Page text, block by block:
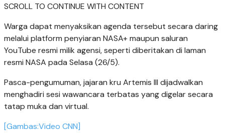
SCROLL TO CONTINUE WITH CONTENT
Warga dapat menyaksikan agenda tersebut secara daring
melalui platform penyiaran NASA+ maupun saluran
YouTube resmi milik agensi, seperti diberitakan di laman
resmi NASA pada Selasa (26/5).
Pasca-pengumuman, jajaran kru Artemis III dijadwalkan
menghadiri sesi wawancara terbatas yang digelar secara
tatap muka dan virtual.
[Gambas:Video CNN]